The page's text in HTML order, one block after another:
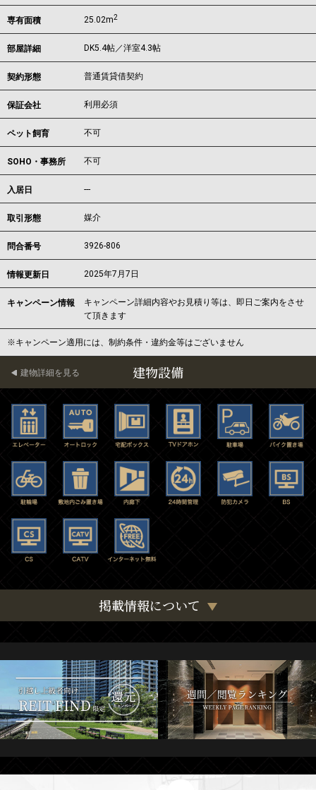
専有面積 25.02m2
部屋詳細 DK5.4帖／洋室4.3帖
契約形態 普通賃貸借契約
保証会社 利用必須
ペット飼育 不可
SOHO・事務所 不可
入居日 ---
取引形態 媒介
問合番号 3926-806
情報更新日 2025年7月7日
キャンペーン情報
キャンペーン詳細内容やお見積り等は、即日ご案内をさせ
て頂きます
※キャンペーン適用には、制約条件・違約金等はございません
建物設備
建物詳細を見る
掲載情報について